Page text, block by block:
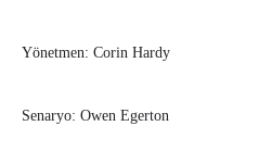
Yönetmen: Corin Hardy
Senaryo: Owen Egerton